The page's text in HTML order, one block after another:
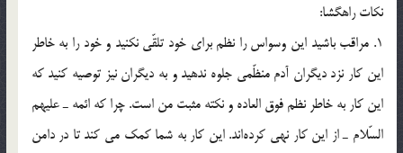
نكات راهگشا:
1. مراقب باشيد اين وسواس را نظم براي خود تلقّي نكنيد و خود را به خاطر
اين كار نزد ديگران آدم منظّمي جلوه ندهيد و به ديگران نيز توصيه كنيد كه
اين كار به خاطر نظم فوق العاده و نكته مثبت من است. چرا كه ائمه ـ عليهم
السّلام ـ از اين كار نهي كرده‌اند. اين كار به شما كمك مي كند تا در دامن